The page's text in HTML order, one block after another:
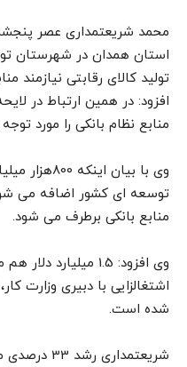
محمد شریعتمداری عصر
استان همدان در شهرستان
تولید کالای رقابتی نیازمند
منابع نظام بانکی را مورد
وی با بیان
توسعه ای کشور اضافه می
منابع بانکی برطرف می شود.
وی افزود: 1.5
اشتغالزایی با دبیری وزارت
شده است.